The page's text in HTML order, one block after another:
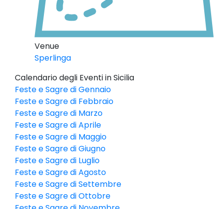
Venue
Sperlinga
Calendario degli Eventi in Sicilia
Feste e Sagre di Gennaio
Feste e Sagre di Febbraio
Feste e Sagre di Marzo
Feste e Sagre di Aprile
Feste e Sagre di Maggio
Feste e Sagre di Giugno
Feste e Sagre di Luglio
Feste e Sagre di Agosto
Feste e Sagre di Settembre
Feste e Sagre di Ottobre